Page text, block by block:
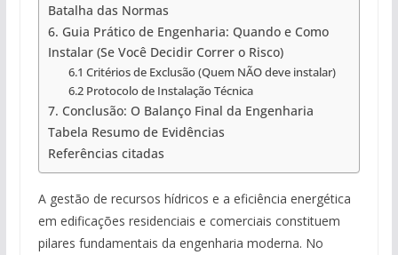
Batalha das Normas
6. Guia Prático de Engenharia: Quando e Como
Instalar (Se Você Decidir Correr o Risco)
6.1 Critérios de Exclusão (Quem NÃO deve instalar)
6.2 Protocolo de Instalação Técnica
7. Conclusão: O Balanço Final da Engenharia
Tabela Resumo de Evidências
Referências citadas
A gestão de recursos hídricos e a eficiência energética
em edificações residenciais e comerciais constituem
pilares fundamentais da engenharia moderna. No